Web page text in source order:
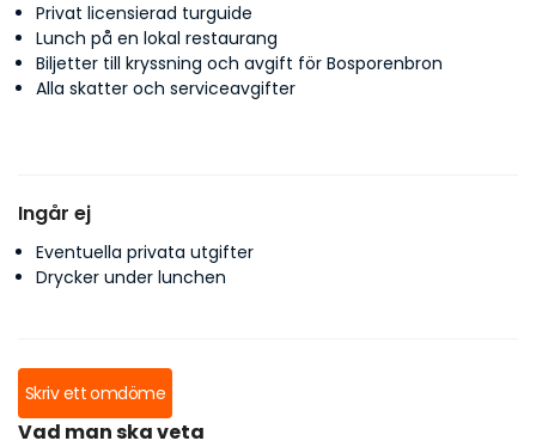
Privat licensierad turguide
Lunch på en lokal restaurang
Biljetter till kryssning och avgift för Bosporenbron
Alla skatter och serviceavgifter
Ingår ej
Eventuella privata utgifter
Drycker under lunchen
Skriv ett omdöme
Vad man ska veta